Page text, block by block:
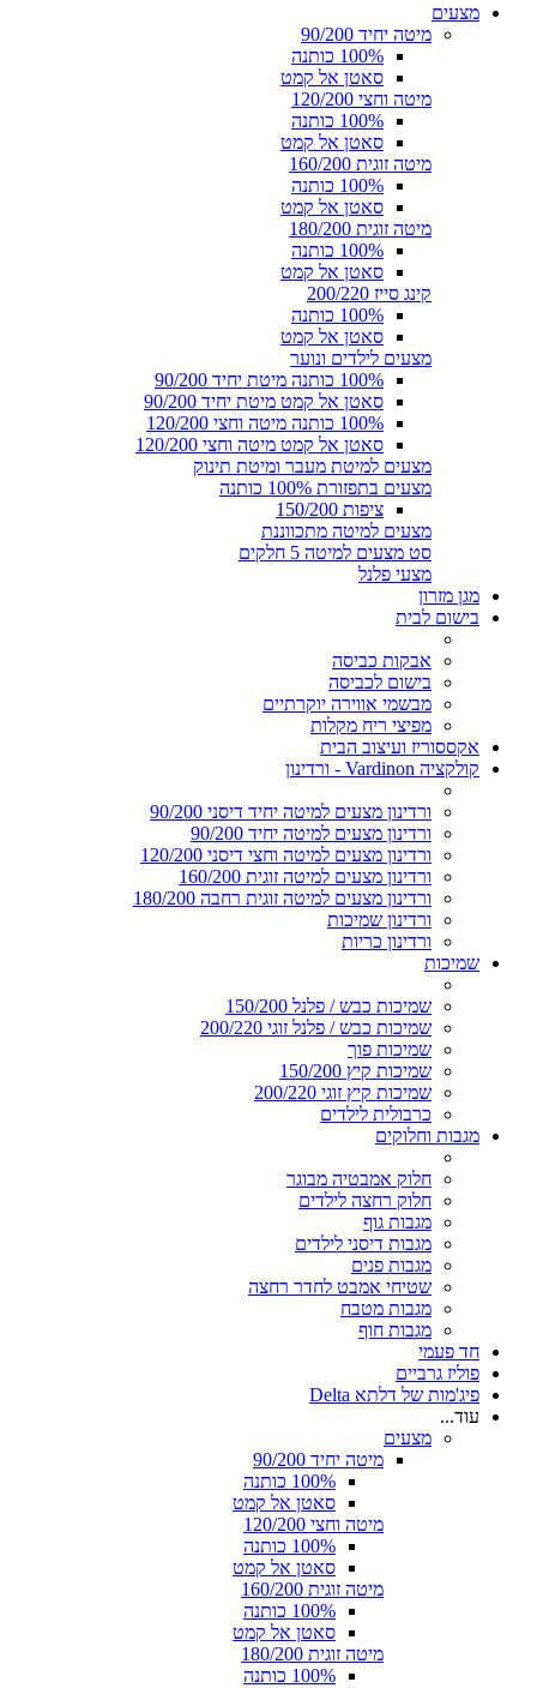
מצעים
מיטה יחיד 90/200
100% כותנה
סאטן אל קמט
מיטה וחצי 120/200
100% כותנה
סאטן אל קמט
מיטה זוגית 160/200
100% כותנה
סאטן אל קמט
מיטה זוגית 180/200
100% כותנה
סאטן אל קמט
קינג סייז 200/220
100% כותנה
סאטן אל קמט
מצעים לילדים ונוער
100% כותנה מיטת יחיד 90/200
סאטן אל קמט מיטת יחיד 90/200
100% כותנה מיטה וחצי 120/200
סאטן אל קמט מיטה וחצי 120/200
מצעים למיטת מעבר ומיטת תינוק
מצעים בתפזורת 100% כותנה
ציפות 150/200
מצעים למיטה מתכווננת
סט מצעים למיטה 5 חלקים
מצעי פלנל
מגן מזרון
בישום לבית
אבקות כביסה
בישום לכביסה
מבשמי אווירה יוקרתיים
מפיצי ריח מקלות
אקססוריז ועיצוב הבית
קולקציה Vardinon - ורדינון
ורדינון מצעים למיטה יחיד דיסני 90/200
ורדינון מצעים למיטה יחיד 90/200
ורדינון מצעים למיטה וחצי דיסני 120/200
ורדינון מצעים למיטה זוגית 160/200
ורדינון מצעים למיטה זוגית רחבה 180/200
ורדינון שמיכות
ורדינון כריות
שמיכות
שמיכות כבש / פלנל 150/200
שמיכות כבש / פלנל זוגי 200/220
שמיכות פוך
שמיכות קיץ 150/200
שמיכות קיץ זוגי 200/220
כרבולית לילדים
מגבות וחלוקים
חלוק אמבטיה מבוגר
חלוק רחצה לילדים
מגבות גוף
מגבות דיסני לילדים
מגבות פנים
שטיחי אמבט לחדר רחצה
מגבות מטבח
מגבות חוף
חד פעמי
פוליז גרביים
פיג'מות של דלתא Delta
עוד...
מצעים
מיטה יחיד 90/200
100% כותנה
סאטן אל קמט
מיטה וחצי 120/200
100% כותנה
סאטן אל קמט
מיטה זוגית 160/200
100% כותנה
סאטן אל קמט
מיטה זוגית 180/200
100% כותנה